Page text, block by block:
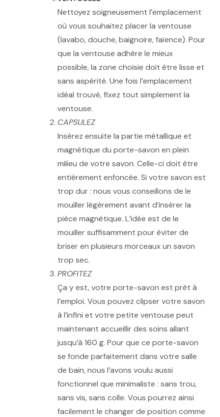
Nettoyez soigneusement l’emplacement
où vous souhaitez placer la ventouse
(lavabo, douche, baignoire, faïence). Pour
que la ventouse adhère le mieux
possible, la zone choisie doit être lisse et
sans aspérité. Une fois l’emplacement
idéal trouvé, fixez tout simplement la
ventouse.
CAPSULEZ
Insérez ensuite la partie métallique et
magnétique du porte-savon en plein
milieu de votre savon. Celle-ci doit être
entièrement enfoncée. Si votre savon est
trop dur : nous vous conseillons de le
mouiller légèrement avant d’insérer la
pièce magnétique. L’idée est de le
mouiller suffisamment pour éviter de
briser en plusieurs morceaux un savon
trop sec.
PROFITEZ
Ça y est, votre porte-savon est prêt à
l’emploi. Vous pouvez clipser votre savon
à l’infini et votre petite ventouse peut
maintenant accueillir des soins allant
jusqu’à 160 g. Pour que ce porte-savon
se fonde parfaitement dans votre salle
de bain, nous l’avons voulu aussi
fonctionnel que minimaliste : sans trou,
sans vis, sans colle. Vous pourrez ainsi
facilement le changer de position comme